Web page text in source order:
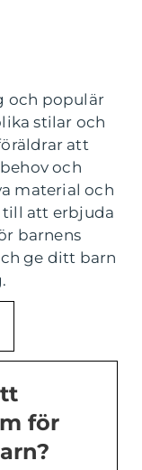
och populär
stilar och
att
och
material och
till att erbjuda
barnens
ge ditt barn
för